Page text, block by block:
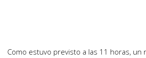
Como estuvo previsto a las 11 horas, un